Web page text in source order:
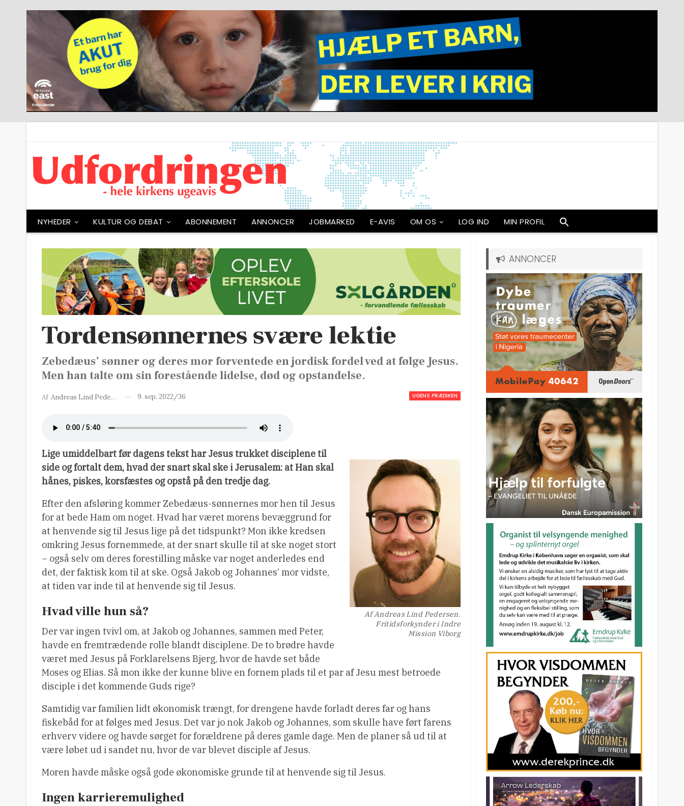
NYHEDER KULTUR OG DEBAT ABONNEMENT ANNONCER JOBMARKED E-AVIS OM OS LOG IND MIN PROFIL
Tordensønnernes svære lektie
Zebedæus’ sønner og deres mor forventede en jordisk fordel ved at følge Jesus.
Men han talte om sin forestående lidelse, død og opstandelse.
UGENS PRÆDIKEN
Af Andreas Lind Pedersen 9. sep. 2022/36
Af Andreas Lind Pedersen.
Fritidsforkynder i Indre
Mission Viborg
Lige umiddelbart før dagens tekst har Jesus trukket disciplene til
side og fortalt dem, hvad der snart skal ske i Jerusalem: at Han skal
hånes, piskes, korsfæstes og opstå på den tredje dag.
Efter den afsløring kommer Zebedæus-sønnernes mor hen til Jesus
for at bede Ham om noget. Hvad har været morens bevæggrund for
at henvende sig til Jesus lige på det tidspunkt? Mon ikke kredsen
omkring Jesus fornemmede, at der snart skulle til at ske noget stort
– også selv om deres forestilling måske var noget anderledes end
det, der faktisk kom til at ske. Også Jakob og Johannes’ mor vidste,
at tiden var inde til at henvende sig til Jesus.
Hvad ville hun så?
Der var ingen tvivl om, at Jakob og Johannes, sammen med Peter,
havde en fremtrædende rolle blandt disciplene. De to brødre havde
været med Jesus på Forklarelsens Bjerg, hvor de havde set både
Moses og Elias. Så mon ikke der kunne blive en fornem plads til et par af Jesu mest betroede
disciple i det kommende Guds rige?
Samtidig var familien lidt økonomisk trængt, for drengene havde forladt deres far og hans
fiskebåd for at følges med Jesus. Det var jo nok Jakob og Johannes, som skulle have ført farens
erhverv videre og havde sørget for forældrene på deres gamle dage. Men de planer så ud til at
være løbet ud i sandet nu, hvor de var blevet disciple af Jesus.
Moren havde måske også gode økonomiske grunde til at henvende sig til Jesus.
Ingen karrieremulighed
ANNONCER